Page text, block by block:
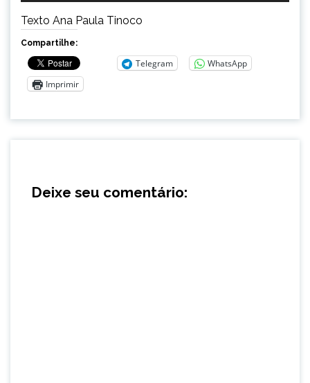
Texto Ana Paula Tinoco
Compartilhe:
Telegram
WhatsApp
Imprimir
Deixe seu comentário: